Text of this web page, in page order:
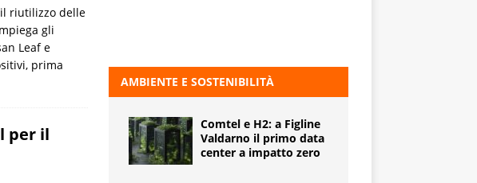
riutilizzo delle
gli
Leaf e
prima
per il
AMBIENTE E SOSTENIBILITÀ
Comtel e H2: a Figline
Valdarno il primo data
center a impatto zero